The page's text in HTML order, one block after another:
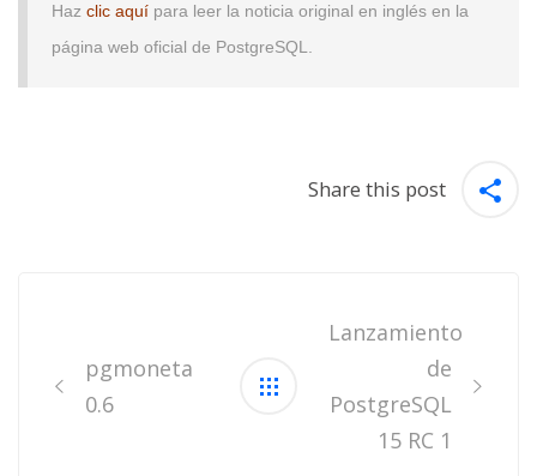
Haz clic aquí para leer la noticia original en inglés en la
página web oficial de PostgreSQL.
Share this post
pgmoneta
0.6
Lanzamiento
de
PostgreSQL
15 RC 1